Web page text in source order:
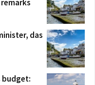
das
budget: